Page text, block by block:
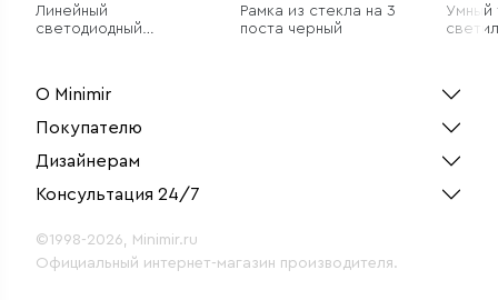
Линейный
светодиодный
20Вт 4200К черный
Рамка из стекла на 3
поста черный
Умный
О Minimir
Покупателю
Дизайнерам
Консультация 24/7
©1998-2026, Minimir.ru
Официальный интернет-магазин производителя.